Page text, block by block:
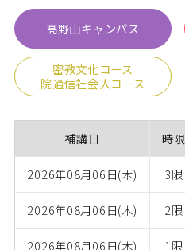
企業・一般の方
ご支援をお考えの方へ
高野山キャンパス
密教文化コース
院通信社会人コース
補講日 時限
2026年08月06日(木) 3限
2026年08月06日(木) 2限
2026年08月06日(木) 1限